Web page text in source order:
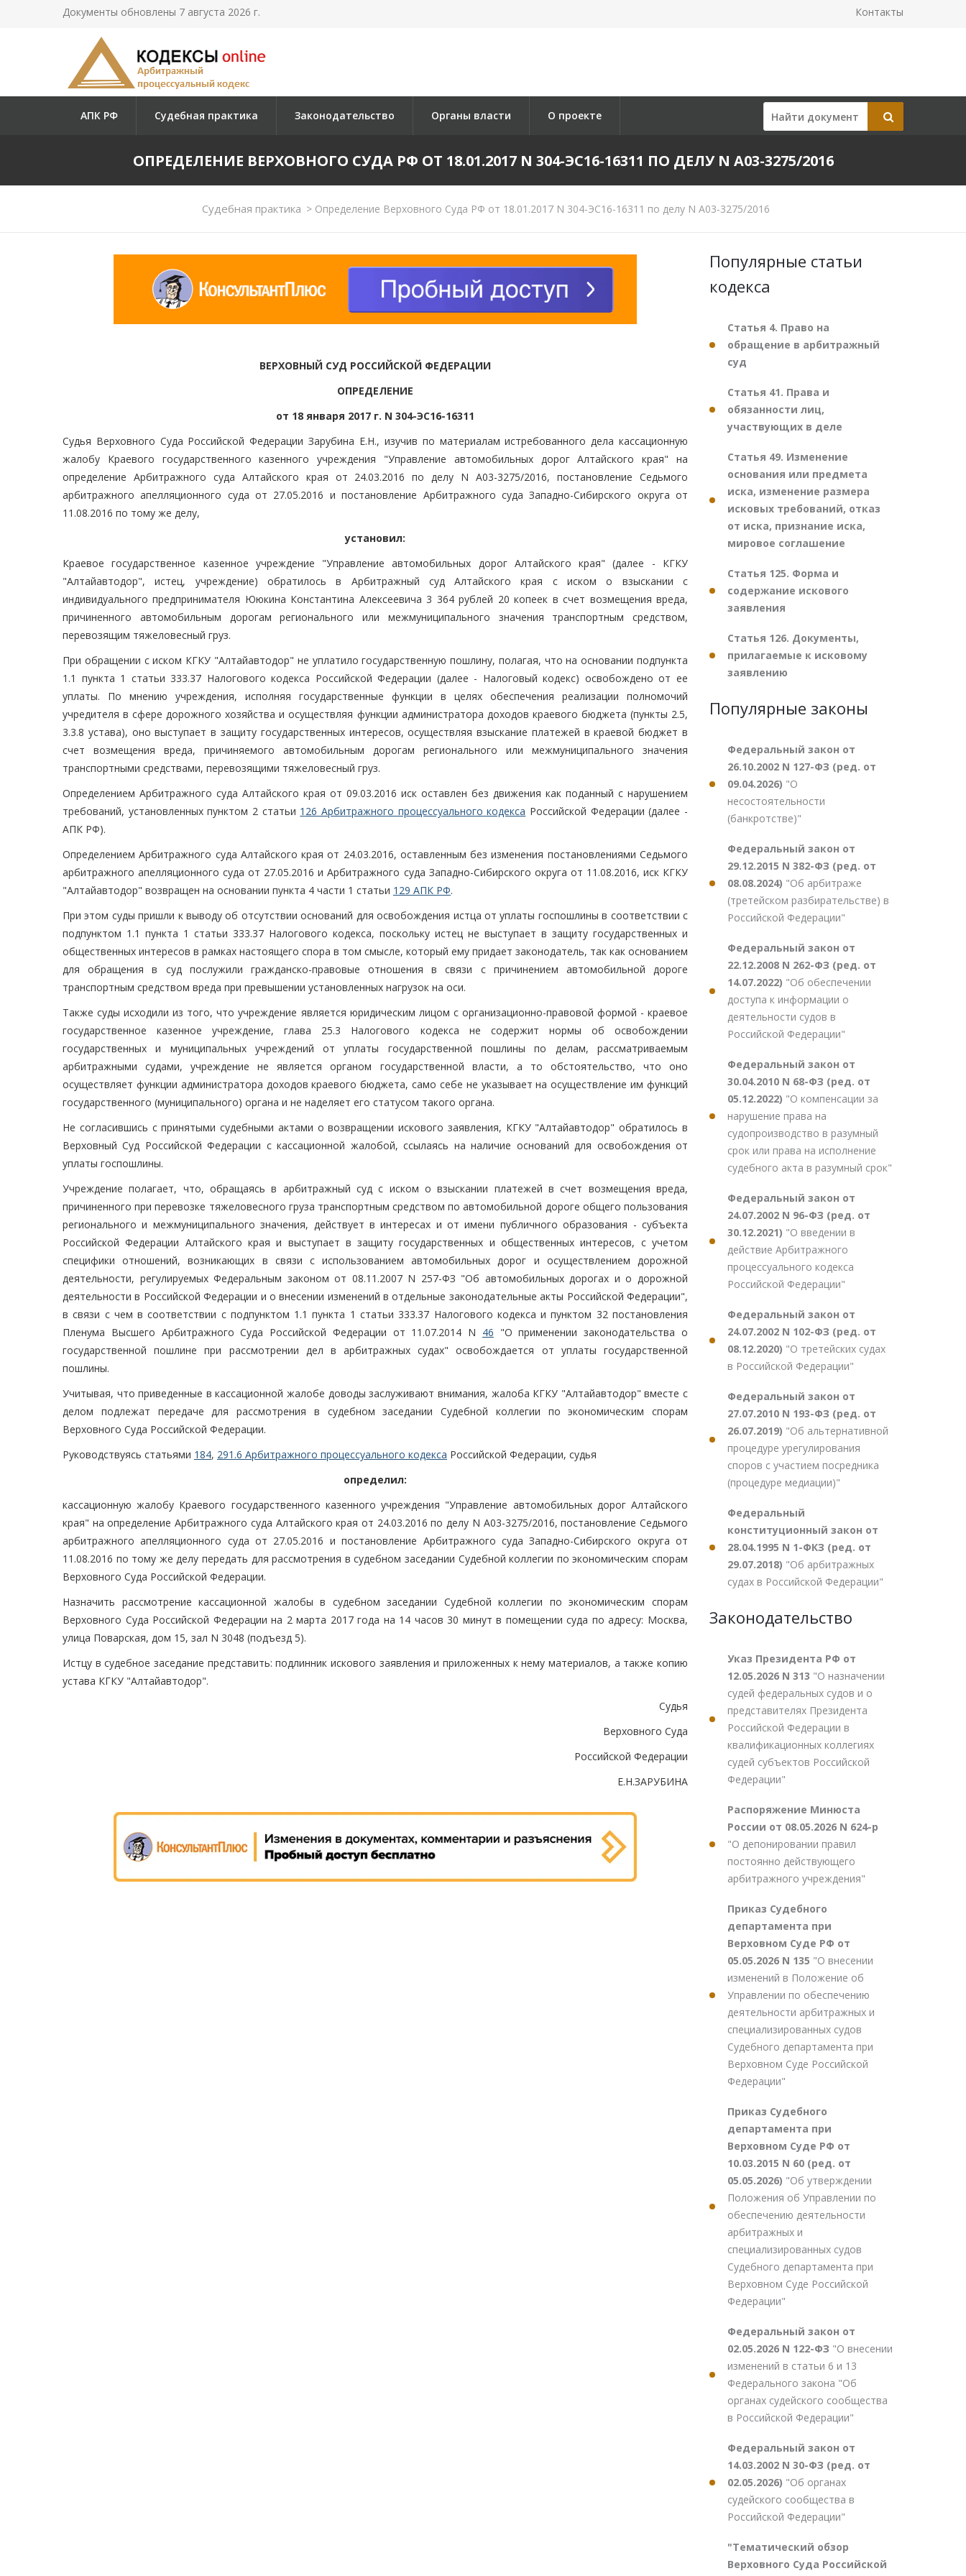
Документы обновлены 7 августа 2026 г. Контакты
АПК РФ Судебная практика Законодательство Органы власти О проекте
ОПРЕДЕЛЕНИЕ ВЕРХОВНОГО СУДА РФ ОТ 18.01.2017 N 304-ЭС16-16311 ПО ДЕЛУ N А03-3275/2016
Судебная практика >Определение Верховного Суда РФ от 18.01.2017 N 304-ЭС16-16311 по делу N А03-3275/2016
ВЕРХОВНЫЙ СУД РОССИЙСКОЙ ФЕДЕРАЦИИ
ОПРЕДЕЛЕНИЕ
от 18 января 2017 г. N 304-ЭС16-16311
Судья Верховного Суда Российской Федерации Зарубина Е.Н., изучив по материалам истребованного дела кассационную
жалобу Краевого государственного казенного учреждения "Управление автомобильных дорог Алтайского края" на
определение Арбитражного суда Алтайского края от 24.03.2016 по делу N А03-3275/2016, постановление Седьмого
арбитражного апелляционного суда от 27.05.2016 и постановление Арбитражного суда Западно-Сибирского округа от
11.08.2016 по тому же делу,
установил:
Краевое государственное казенное учреждение "Управление автомобильных дорог Алтайского края" (далее - КГКУ
"Алтайавтодор", истец, учреждение) обратилось в Арбитражный суд Алтайского края с иском о взыскании с
индивидуального предпринимателя Ююкина Константина Алексеевича 3 364 рублей 20 копеек в счет возмещения вреда,
причиненного автомобильным дорогам регионального или межмуниципального значения транспортным средством,
перевозящим тяжеловесный груз.
При обращении с иском КГКУ "Алтайавтодор" не уплатило государственную пошлину, полагая, что на основании подпункта
1.1 пункта 1 статьи 333.37 Налогового кодекса Российской Федерации (далее - Налоговый кодекс) освобождено от ее
уплаты. По мнению учреждения, исполняя государственные функции в целях обеспечения реализации полномочий
учредителя в сфере дорожного хозяйства и осуществляя функции администратора доходов краевого бюджета (пункты 2.5,
3.3.8 устава), оно выступает в защиту государственных интересов, осуществляя взыскание платежей в краевой бюджет в
счет возмещения вреда, причиняемого автомобильным дорогам регионального или межмуниципального значения
транспортными средствами, перевозящими тяжеловесный груз.
Определением Арбитражного суда Алтайского края от 09.03.2016 иск оставлен без движения как поданный с нарушением
требований, установленных пунктом 2 статьи 126 Арбитражного процессуального кодекса Российской Федерации (далее -
АПК РФ).
Определением Арбитражного суда Алтайского края от 24.03.2016, оставленным без изменения постановлениями Седьмого
арбитражного апелляционного суда от 27.05.2016 и Арбитражного суда Западно-Сибирского округа от 11.08.2016, иск КГКУ
"Алтайавтодор" возвращен на основании пункта 4 части 1 статьи 129 АПК РФ.
При этом суды пришли к выводу об отсутствии оснований для освобождения истца от уплаты госпошлины в соответствии с
подпунктом 1.1 пункта 1 статьи 333.37 Налогового кодекса, поскольку истец не выступает в защиту государственных и
общественных интересов в рамках настоящего спора в том смысле, который ему придает законодатель, так как основанием
для обращения в суд послужили гражданско-правовые отношения в связи с причинением автомобильной дороге
транспортным средством вреда при превышении установленных нагрузок на оси.
Также суды исходили из того, что учреждение является юридическим лицом с организационно-правовой формой - краевое
государственное казенное учреждение, глава 25.3 Налогового кодекса не содержит нормы об освобождении
государственных и муниципальных учреждений от уплаты государственной пошлины по делам, рассматриваемым
арбитражными судами, учреждение не является органом государственной власти, а то обстоятельство, что оно
осуществляет функции администратора доходов краевого бюджета, само себе не указывает на осуществление им функций
государственного (муниципального) органа и не наделяет его статусом такого органа.
Не согласившись с принятыми судебными актами о возвращении искового заявления, КГКУ "Алтайавтодор" обратилось в
Верховный Суд Российской Федерации с кассационной жалобой, ссылаясь на наличие оснований для освобождения от
уплаты госпошлины.
Учреждение полагает, что, обращаясь в арбитражный суд с иском о взыскании платежей в счет возмещения вреда,
причиненного при перевозке тяжеловесного груза транспортным средством по автомобильной дороге общего пользования
регионального и межмуниципального значения, действует в интересах и от имени публичного образования - субъекта
Российской Федерации Алтайского края и выступает в защиту государственных и общественных интересов, с учетом
специфики отношений, возникающих в связи с использованием автомобильных дорог и осуществлением дорожной
деятельности, регулируемых Федеральным законом от 08.11.2007 N 257-ФЗ "Об автомобильных дорогах и о дорожной
деятельности в Российской Федерации и о внесении изменений в отдельные законодательные акты Российской Федерации",
в связи с чем в соответствии с подпунктом 1.1 пункта 1 статьи 333.37 Налогового кодекса и пунктом 32 постановления
Пленума Высшего Арбитражного Суда Российской Федерации от 11.07.2014 N 46 "О применении законодательства о
государственной пошлине при рассмотрении дел в арбитражных судах" освобождается от уплаты государственной
пошлины.
Учитывая, что приведенные в кассационной жалобе доводы заслуживают внимания, жалоба КГКУ "Алтайавтодор" вместе с
делом подлежат передаче для рассмотрения в судебном заседании Судебной коллегии по экономическим спорам
Верховного Суда Российской Федерации.
Руководствуясь статьями 184, 291.6 Арбитражного процессуального кодекса Российской Федерации, судья
определил:
кассационную жалобу Краевого государственного казенного учреждения "Управление автомобильных дорог Алтайского
края" на определение Арбитражного суда Алтайского края от 24.03.2016 по делу N А03-3275/2016, постановление Седьмого
арбитражного апелляционного суда от 27.05.2016 и постановление Арбитражного суда Западно-Сибирского округа от
11.08.2016 по тому же делу передать для рассмотрения в судебном заседании Судебной коллегии по экономическим спорам
Верховного Суда Российской Федерации.
Назначить рассмотрение кассационной жалобы в судебном заседании Судебной коллегии по экономическим спорам
Верховного Суда Российской Федерации на 2 марта 2017 года на 14 часов 30 минут в помещении суда по адресу: Москва,
улица Поварская, дом 15, зал N 3048 (подъезд 5).
Истцу в судебное заседание представить: подлинник искового заявления и приложенных к нему материалов, а также копию
устава КГКУ "Алтайавтодор".
Судья
Верховного Суда
Российской Федерации
Е.Н.ЗАРУБИНА
Популярные статьи
кодекса
Статья 4. Право на
обращение в арбитражный
суд
Статья 41. Права и
обязанности лиц,
участвующих в деле
Статья 49. Изменение
основания или предмета
иска, изменение размера
исковых требований, отказ
от иска, признание иска,
мировое соглашение
Статья 125. Форма и
содержание искового
заявления
Статья 126. Документы,
прилагаемые к исковому
заявлению
Популярные законы
Федеральный закон от
26.10.2002 N 127-ФЗ (ред. от
09.04.2026) "О
несостоятельности
(банкротстве)"
Федеральный закон от
29.12.2015 N 382-ФЗ (ред. от
08.08.2024) "Об арбитраже
(третейском разбирательстве) в
Российской Федерации"
Федеральный закон от
22.12.2008 N 262-ФЗ (ред. от
14.07.2022) "Об обеспечении
доступа к информации о
деятельности судов в
Российской Федерации"
Федеральный закон от
30.04.2010 N 68-ФЗ (ред. от
05.12.2022) "О компенсации за
нарушение права на
судопроизводство в разумный
срок или права на исполнение
судебного акта в разумный срок"
Федеральный закон от
24.07.2002 N 96-ФЗ (ред. от
30.12.2021) "О введении в
действие Арбитражного
процессуального кодекса
Российской Федерации"
Федеральный закон от
24.07.2002 N 102-ФЗ (ред. от
08.12.2020) "О третейских судах
в Российской Федерации"
Федеральный закон от
27.07.2010 N 193-ФЗ (ред. от
26.07.2019) "Об альтернативной
процедуре урегулирования
споров с участием посредника
(процедуре медиации)"
Федеральный
конституционный закон от
28.04.1995 N 1-ФКЗ (ред. от
29.07.2018) "Об арбитражных
судах в Российской Федерации"
Законодательство
Указ Президента РФ от
12.05.2026 N 313 "О назначении
судей федеральных судов и о
представителях Президента
Российской Федерации в
квалификационных коллегиях
судей субъектов Российской
Федерации"
Распоряжение Минюста
России от 08.05.2026 N 624-р
"О депонировании правил
постоянно действующего
арбитражного учреждения"
Приказ Судебного
департамента при
Верховном Суде РФ от
05.05.2026 N 135 "О внесении
изменений в Положение об
Управлении по обеспечению
деятельности арбитражных и
специализированных судов
Судебного департамента при
Верховном Суде Российской
Федерации"
Приказ Судебного
департамента при
Верховном Суде РФ от
10.03.2015 N 60 (ред. от
05.05.2026) "Об утверждении
Положения об Управлении по
обеспечению деятельности
арбитражных и
специализированных судов
Судебного департамента при
Верховном Суде Российской
Федерации"
Федеральный закон от
02.05.2026 N 122-ФЗ "О внесении
изменений в статьи 6 и 13
Федерального закона "Об
органах судейского сообщества
в Российской Федерации"
Федеральный закон от
14.03.2002 N 30-ФЗ (ред. от
02.05.2026) "Об органах
судейского сообщества в
Российской Федерации"
"Тематический обзор
Верховного Суда Российской